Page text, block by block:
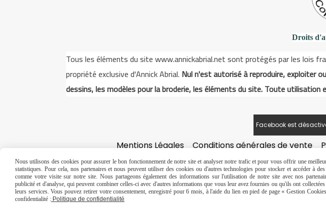
Droits
Tous les éléments du site www.annickabrial.net sont protégés par les lois
propriété exclusive d'Annick Abrial. Nul n'est autorisé à reproduire, exploiter
dessins, les modèles pour la broderie, les éléments du site. Toute
Facebook est
Mentions Légales Conditions générales de vente
Nous utilisons des cookies pour assurer le bon fonctionnement de notre site et analyser notre trafic et pour vous offrir une
statistiques. Pour cela, nos partenaires et nous peuvent utiliser des cookies ou d'autres technologies pour stocker et accéder à
comme votre visite sur notre site. Nous partageons également des informations sur l'utilisation de notre site avec nos
publicité et d'analyse, qui peuvent combiner celles-ci avec d'autres informations que vous leur avez fournies ou qu'ils ont
leurs services. Vous pouvez retirer votre consentement, enregistré pour 6 mois, à l'aide du lien en pied de page « Gestion
confidentialité : Politique de confidentialité